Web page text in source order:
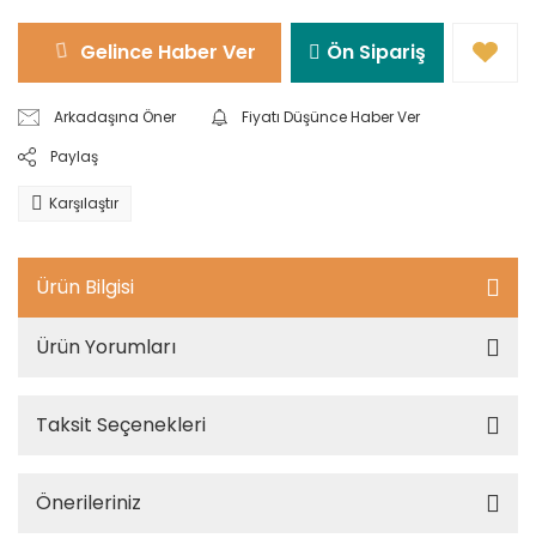
Gelince Haber Ver Ön Sipariş
Arkadaşına Öner
Fiyatı Düşünce Haber Ver
Paylaş
Karşılaştır
Ürün Bilgisi
Ürün Yorumları
Taksit Seçenekleri
Önerileriniz